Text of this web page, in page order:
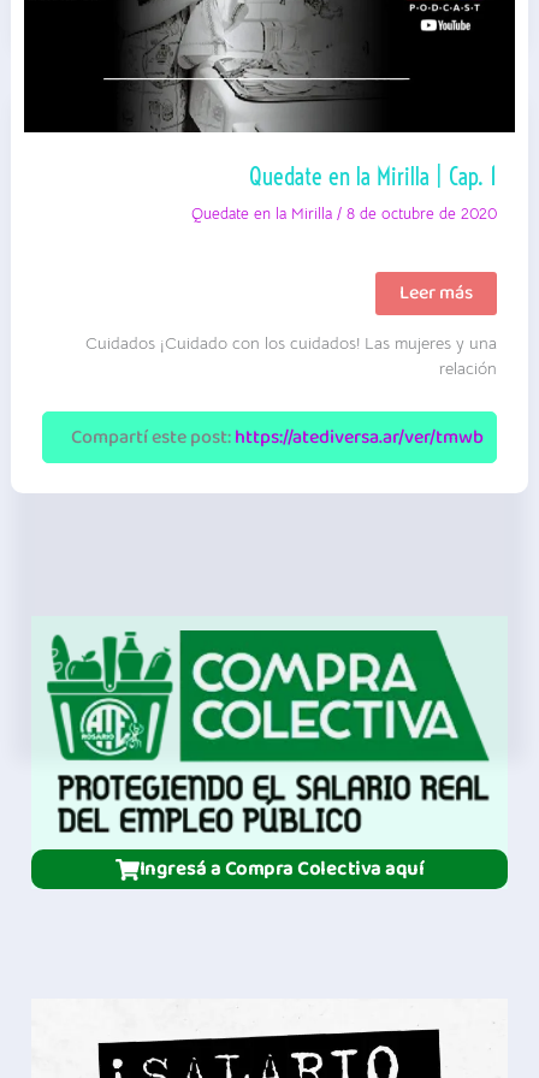
Quedate en la Mirilla | Cap. 1
Quedate en la Mirilla /8 de octubre de 2020
Quedate
en
Mirilla
1
Leer más
Cuidados ¡Cuidado con los cuidados! Las mujeres y una
relación
Compartí este post:https://atediversa.ar/ver/tmwb
Ingresá a Compra Colectiva aquí